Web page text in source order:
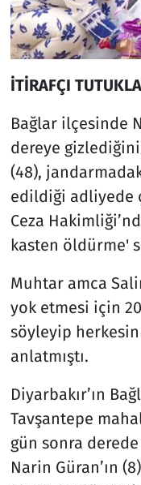
İTİRAFÇI
Bağlar ilçesinde
dereye
(48),
edildiği adliyede
Ceza
kasten öldürme'
Muhtar amca
yok etmesi için
söyleyip herkesin
anlatmıştı.
Diyarbakır’ın
Tavşantepe
gün sonra
Narin Güran’ın